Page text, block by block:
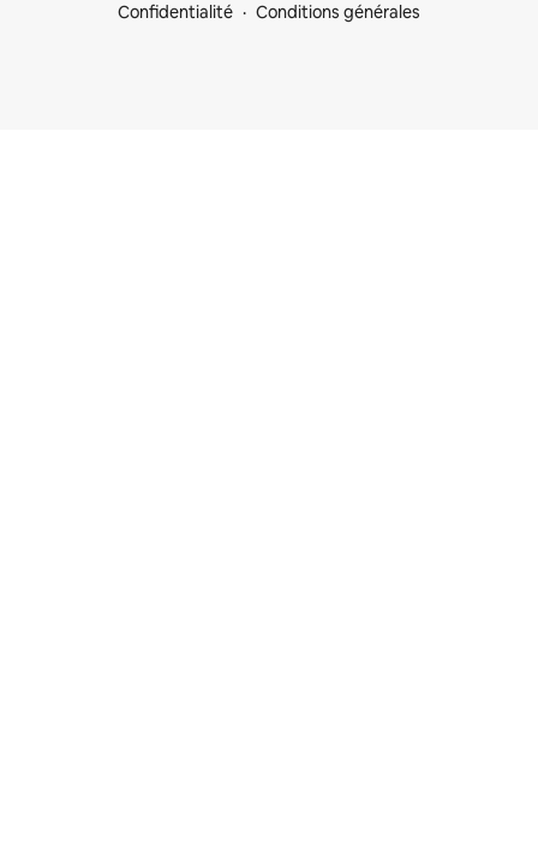
Confidentialité
Conditions générales